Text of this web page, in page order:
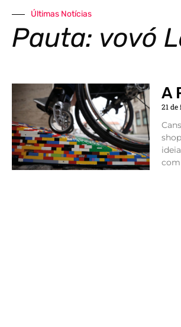
Últimas Notícias
Pauta: vovó
A
21
com